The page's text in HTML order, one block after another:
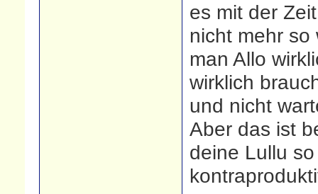
es mit der
nicht mehr so
man Allo
wirklich
und nicht
Aber das ist
deine Lullu